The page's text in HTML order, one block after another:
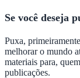
Se você deseja
Puxa,
melhorar o mundo
materiais para,
publicações.